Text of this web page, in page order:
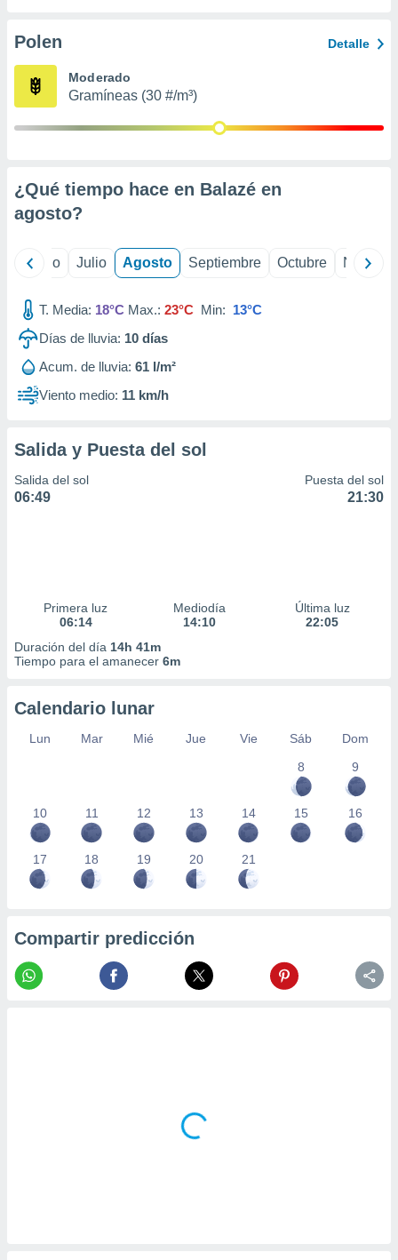
e
mediante
de
1199
Polen Detalle
Moderado
Gramíneas (30 #/m³)
¿Qué tiempo hace en Balazé en
agosto?
Junio Julio Agosto Septiembre Octubre
T. Media: 18°C Max.: 23°C Min: 13°C
Días de lluvia: 10 días
Acum. de lluvia: 61 l/m²
Viento medio: 11 km/h
Salida y Puesta del sol
Salida del sol
06:49
Puesta del sol
21:30
Primera luz
06:14
Mediodía
14:10
Última luz
22:05
Duración del día 14h 41m
Tiempo para el amanecer 6m
Calendario lunar
Lun Mar Mié Jue Vie Sáb
Dom
8
9
10 11 12 13 14 15 16
17 18 19 20 21
Compartir predicción